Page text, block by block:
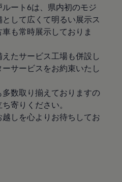
System
取組み
ジケーターランプ
クル法
ラム
ム
ター
の品質とは
ート6は、県内初のモジ
して広くて明るい展示ス
も常時展示しておりま
たサービス工場も併設し
サービスをお約束いたし
数取り揃えておりますの
寄りください。
しを心よりお待ちしてお